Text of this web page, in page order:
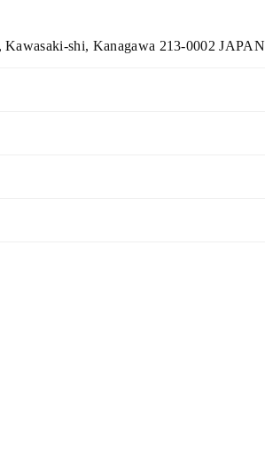
shi, Kanagawa 213-0002 JAPAN